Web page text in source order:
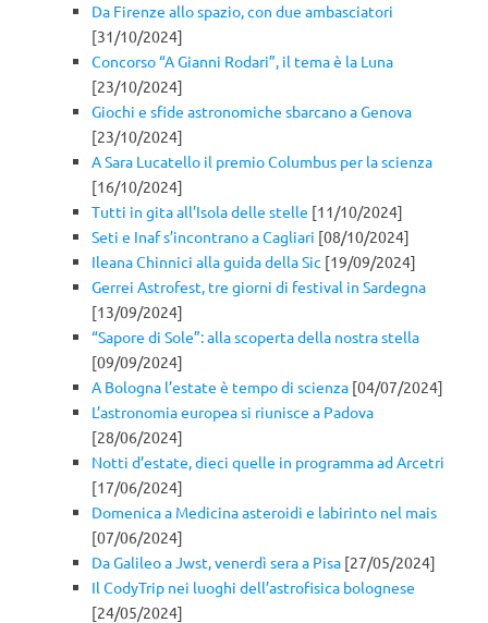
Da Firenze allo spazio, con due ambasciatori
[31/10/2024]
Concorso “A Gianni Rodari”, il tema è la Luna
[23/10/2024]
Giochi e sfide astronomiche sbarcano a Genova
[23/10/2024]
A Sara Lucatello il premio Columbus per la scienza
[16/10/2024]
Tutti in gita all’Isola delle stelle [11/10/2024]
Seti e Inaf s’incontrano a Cagliari [08/10/2024]
Ileana Chinnici alla guida della Sic [19/09/2024]
Gerrei Astrofest, tre giorni di festival in Sardegna
[13/09/2024]
“Sapore di Sole”: alla scoperta della nostra stella
[09/09/2024]
A Bologna l’estate è tempo di scienza [04/07/2024]
L’astronomia europea si riunisce a Padova
[28/06/2024]
Notti d’estate, dieci quelle in programma ad Arcetri
[17/06/2024]
Domenica a Medicina asteroidi e labirinto nel mais
[07/06/2024]
Da Galileo a Jwst, venerdì sera a Pisa [27/05/2024]
Il CodyTrip nei luoghi dell’astrofisica bolognese
[24/05/2024]